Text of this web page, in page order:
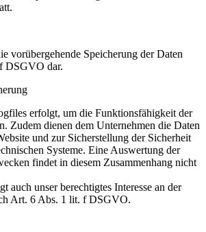
vorübergehende Speicherung der Daten
DSGVO dar.
erfolgt, um die Funktionsfähigkeit der
Zudem dienen dem Unternehmen die Daten
und zur Sicherstellung der Sicherheit
Systeme. Eine Auswertung der
findet in diesem Zusammenhang nicht
auch unser berechtigtes Interesse an der
Art. 6 Abs. 1 lit. f DSGVO.